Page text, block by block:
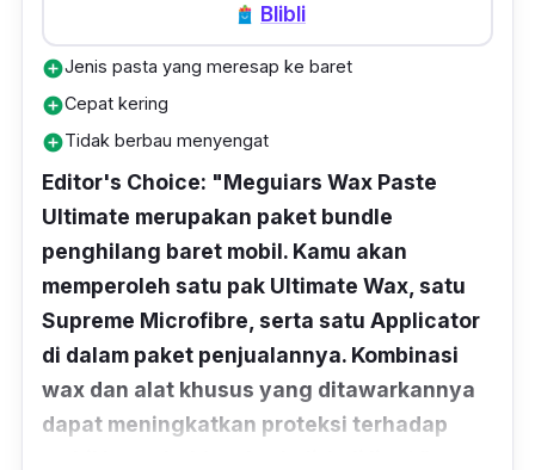
Blibli
add_circleJenis pasta yang meresap ke baret
add_circleCepat kering
add_circleTidak berbau menyengat
Editor's Choice: "Meguiars Wax Paste
Ultimate merupakan paket bundle
penghilang baret mobil. Kamu akan
memperoleh satu pak Ultimate Wax, satu
Supreme Microfibre, serta satu Applicator
di dalam paket penjualannya. Kombinasi
wax dan alat khusus yang ditawarkannya
dapat meningkatkan proteksi terhadap